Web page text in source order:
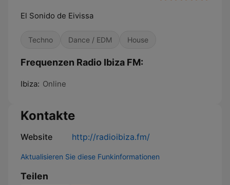
El Sonido de Eivissa
Techno Dance / EDM House
Frequenzen Radio Ibiza FM:
Ibiza: Online
Kontakte
Website http://radioibiza.fm/
Aktualisieren Sie diese Funkinformationen
Teilen